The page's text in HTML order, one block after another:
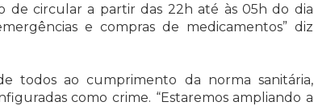
de circular a partir das 22h até às 05h do dia
e compras de medicamentos” diz
todos ao cumprimento da norma sanitária,
como crime. “Estaremos ampliando a